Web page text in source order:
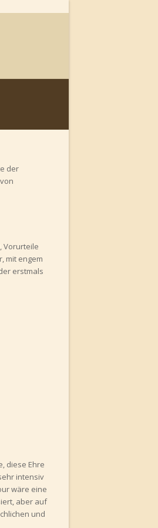
der
Vorurteile
mit engem
erstmals
diese Ehre
intensiv
wäre eine
aber auf
und